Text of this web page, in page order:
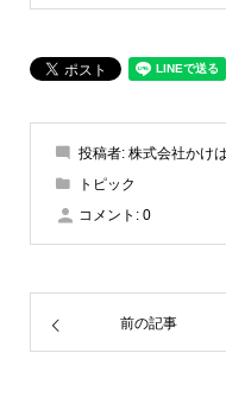
投稿者: 株式会社かけ
トピック
コメント: 0
前の記事